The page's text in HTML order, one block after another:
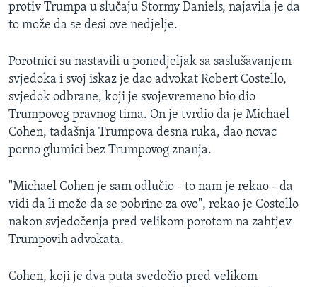
protiv Trumpa u slučaju Stormy Daniels, najavila je da
to može da se desi ove nedjelje.
Porotnici su nastavili u ponedjeljak sa saslušavanjem
svjedoka i svoj iskaz je dao advokat Robert Costello,
svjedok odbrane, koji je svojevremeno bio dio
Trumpovog pravnog tima. On je tvrdio da je Michael
Cohen, tadašnja Trumpova desna ruka, dao novac
porno glumici bez Trumpovog znanja.
"Michael Cohen je sam odlučio - to nam je rekao - da
vidi da li može da se pobrine za ovo", rekao je Costello
nakon svjedočenja pred velikom porotom na zahtjev
Trumpovih advokata.
Cohen, koji je dva puta svedočio pred velikom